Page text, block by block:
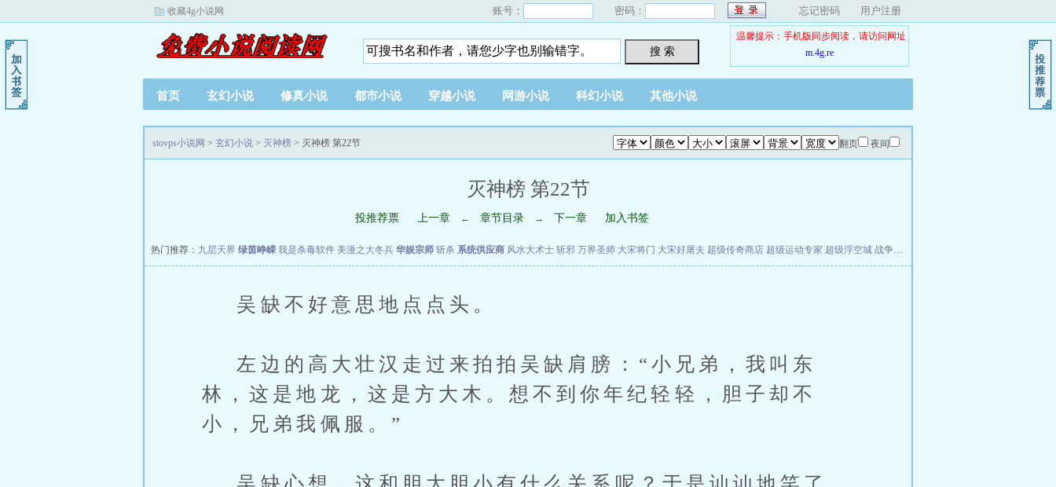
收藏4g小说网 账号： 密码： 忘记密码 用户注册
搜 索
温馨提示：手机版同步阅读，请访问网址
m.4g.re
首页 玄幻小说 修真小说 都市小说 穿越小说 网游小说 科幻小说 其他小说
翻页 夜间
stovps小说网 > 玄幻小说 > 灭神榜 > 灭神榜 第22节
灭神榜 第22节
投推荐票 上一章 ← 章节目录 → 下一章 加入书签
热门推荐： 九层天界 绿茵峥嵘 我是杀毒软件 美漫之大冬兵 华娱宗师 斩杀 系统供应商 风水大术士 斩邪 万界圣师 大宋将门 大宋好屠夫 超级传奇商店 超级运动专家 超级浮空城 战争天堂
吴缺不好意思地点点头。
左边的高大壮汉走过来拍拍吴缺肩膀：“小兄弟，我叫东
林，这是地龙，这是方大木。想不到你年纪轻轻，胆子却不
小，兄弟我佩服。”